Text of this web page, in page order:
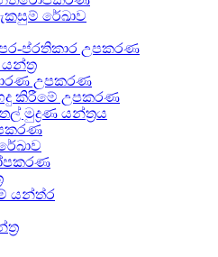
රේඛාව
ප්රතිකාර උපකරණ
උපකරණ
කිරීමේ උපකරණ
මුද්‍රණ යන්ත්‍රය
යන්ත්ර